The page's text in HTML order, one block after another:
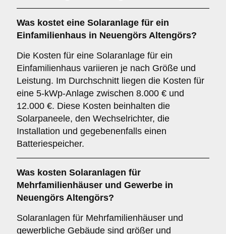
Was kostet eine Solaranlage für ein
Einfamilienhaus in Neuengörs Altengörs?
Die Kosten für eine Solaranlage für ein
Einfamilienhaus variieren je nach Größe und
Leistung. Im Durchschnitt liegen die Kosten für
eine 5-kWp-Anlage zwischen 8.000 € und
12.000 €. Diese Kosten beinhalten die
Solarpaneele, den Wechselrichter, die
Installation und gegebenenfalls einen
Batteriespeicher.
Was kosten Solaranlagen für
Mehrfamilienhäuser und Gewerbe in
Neuengörs Altengörs?
Solaranlagen für Mehrfamilienhäuser und
gewerbliche Gebäude sind größer und